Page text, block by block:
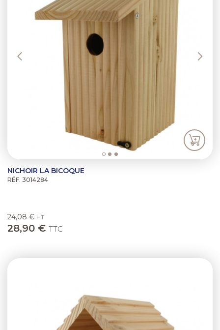
NICHOIR LA BICOQUE
RÉF. 3014284
24,08 € HT
28,90 € TTC